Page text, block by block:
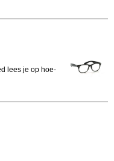
lees je op hoe-